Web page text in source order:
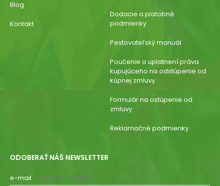
Blog
Kontakt
Dodacie a platobné
podmienky
Pestovateľský manuál
Poučenie o uplatnení práva
kupujúceho na odstúpenie od
kúpnej zmluvy
Formulár na ostúpenie od
zmluvy
Reklamačné podmienky
ODOBERAŤ NÁŠ NEWSLETTER
e-mail